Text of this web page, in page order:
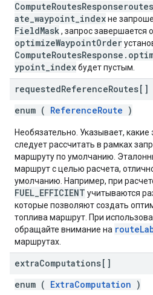
ate_waypoint_indexне
FieldMask, запрос завершается
optimizeWaypointOrder
ypoint_indexбудет пустым.
requestedReferenceRoutes[]
enum ( ReferenceRoute )
Необязательно. Указывает,
следует рассчитать в рамках
маршруту по умолчанию.
маршрут с целью расчета,
умолчанию. Например, при
FUEL_EFFICIENT учитываются
которые позволяют создать
топлива маршрут. При
обращайте внимание на
маршрутах.
extraComputations[]
enum ( ExtraComputation )